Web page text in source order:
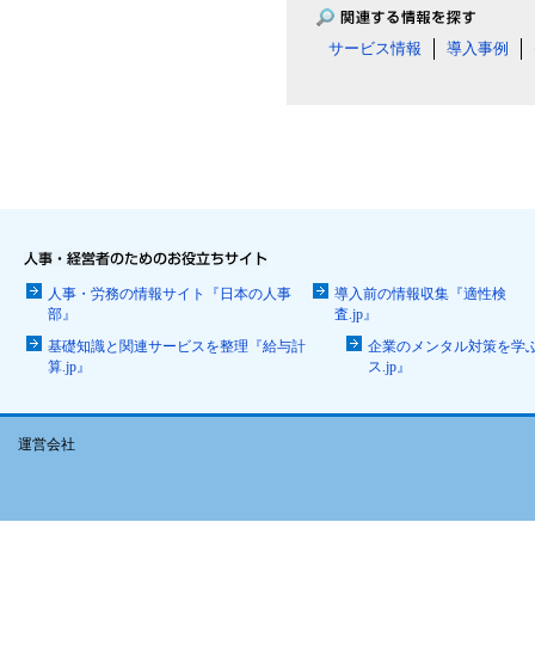
サービス情報 導入事例
人事・労務の情報サイト『日本の人事
部』
導入前の情報収集『適性検
査.jp』
基礎知識と関連サービスを整理『給与計
算.jp』
企業のメンタル対策を学
ス.jp』
運営会社